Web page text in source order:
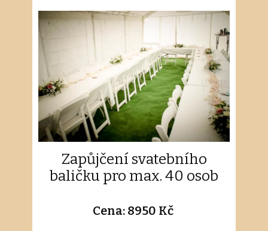
Zapůjčení svatebního
baličku pro max. 40 osob
Cena: 8950 Kč